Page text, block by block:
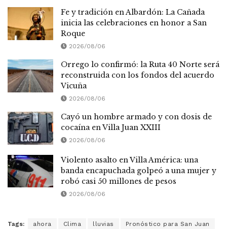
Fe y tradición en Albardón: La Cañada
inicia las celebraciones en honor a San
Roque
2026/08/06
Orrego lo confirmó: la Ruta 40 Norte será
reconstruida con los fondos del acuerdo
Vicuña
2026/08/06
Cayó un hombre armado y con dosis de
cocaína en Villa Juan XXIII
2026/08/06
Violento asalto en Villa América: una
banda encapuchada golpeó a una mujer y
robó casi 50 millones de pesos
2026/08/06
Tags: ahora Clima lluvias Pronóstico para San Juan